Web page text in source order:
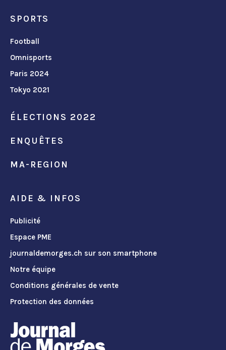
SPORTS
Football
Omnisports
Paris 2024
Tokyo 2021
ÉLECTIONS 2022
ENQUÊTES
MA-REGION
AIDE & INFOS
Publicité
Espace PME
journaldemorges.ch sur son smartphone
Notre équipe
Conditions générales de vente
Protection des données